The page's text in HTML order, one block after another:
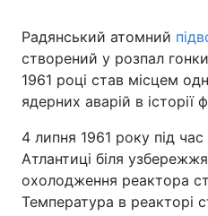
Радянський атомний
створений у розпал
1961 році став місцем
ядерних аварій в історії
4 липня 1961 року під час
Атлантиці біля
охолодження реактора
Температура в реакторі